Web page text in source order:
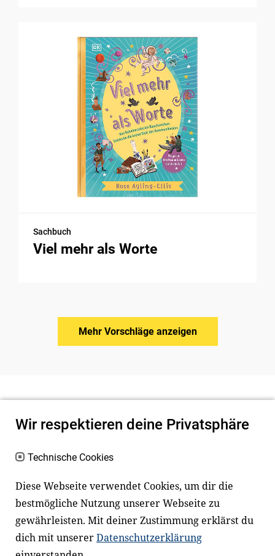
Sachbuch
Viel mehr als Worte
Mehr Vorschläge anzeigen
Newsletter
Facebook LinkedIn
Wir respektieren deine Privatsphäre
Technische Cookies
Diese Webseite verwendet Cookies, um dir die
bestmögliche Nutzung unserer Webseite zu
gewährleisten. Mit deiner Zustimmung erklärst du
dich mit unsererDatenschutzerklärung